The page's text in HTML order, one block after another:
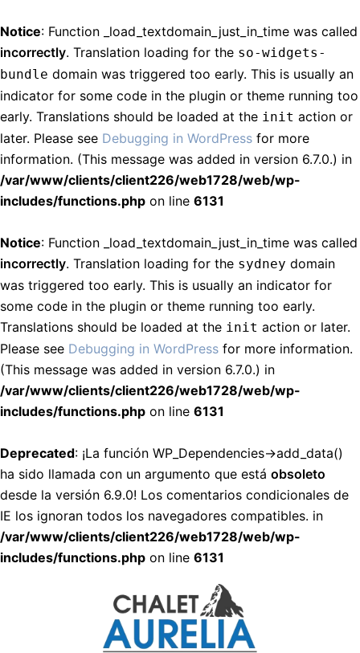
Notice: Function _load_textdomain_just_in_time was called
incorrectly. Translation loading for the so-widgets-
bundle domain was triggered too early. This is usually an
indicator for some code in the plugin or theme running too
early. Translations should be loaded at the init action or
later. Please see Debugging in WordPress for more
information. (This message was added in version 6.7.0.) in
/var/www/clients/client226/web1728/web/wp-
includes/functions.php on line 6131
Notice: Function _load_textdomain_just_in_time was called
incorrectly. Translation loading for the sydney domain
was triggered too early. This is usually an indicator for
some code in the plugin or theme running too early.
Translations should be loaded at the init action or later.
Please see Debugging in WordPress for more information.
(This message was added in version 6.7.0.) in
/var/www/clients/client226/web1728/web/wp-
includes/functions.php on line 6131
Deprecated: ¡La función WP_Dependencies->add_data()
ha sido llamada con un argumento que está obsoleto
desde la versión 6.9.0! Los comentarios condicionales de
IE los ignoran todos los navegadores compatibles. in
/var/www/clients/client226/web1728/web/wp-
includes/functions.php on line 6131